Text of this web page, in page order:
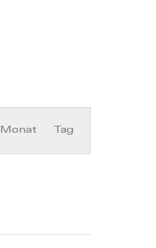
Veranstaltung
Ansichten-
Monat Tag